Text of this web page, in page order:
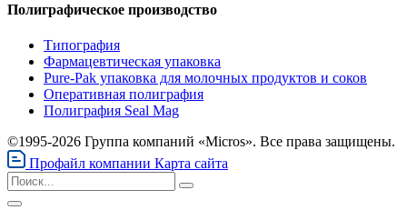
Полиграфическое производство
Типография
Фармацевтическая упаковка
Pure-Pak упаковка для молочных продуктов и соков
Оперативная полиграфия
Полиграфия Seal Mag
©1995-2026 Группа компаний «Micros». Все права защищены.
Профайл компании Карта сайта